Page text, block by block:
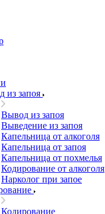
из запоя
Вывод из запоя
Выведение из запоя
Капельница от алкоголя
Капельница от запоя
Капельница от похмелья
Кодирование от алкоголя
Нарколог при запое
Кодирование